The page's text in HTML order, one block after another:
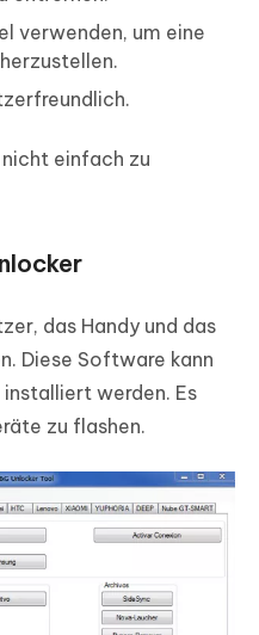
verwenden, um eine
einfach zu
das Handy und das
Diese Software kann
werden. Es
zu flashen.